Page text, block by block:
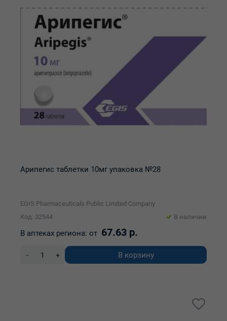
Арипегис таблетки 10мг упаковка №28
EGIS Pharmaceuticals Public Limited Company
Код: 32544
В наличии
В аптеках региона: от 67.63 р.
- + В корзину